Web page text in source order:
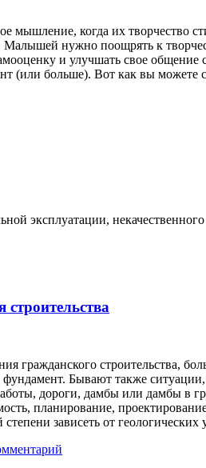
мышление, когда их творчество
нужно поощрять к
и улучшать свое
(или больше). Вот как вы можете
эксплуатации,
гражданского строительства,
Бывают также ситуации,
дороги, дамбы или дамбы в
планирование,
зависеть от геологических